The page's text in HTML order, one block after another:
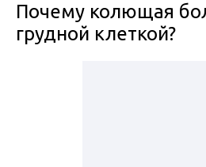
Почему колющая
грудной клеткой?